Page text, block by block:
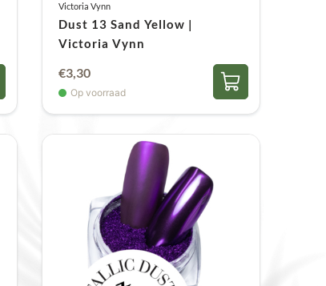
Victoria Vynn
Dust 13 Sand Yellow |
Victoria Vynn
€3,30
Op voorraad